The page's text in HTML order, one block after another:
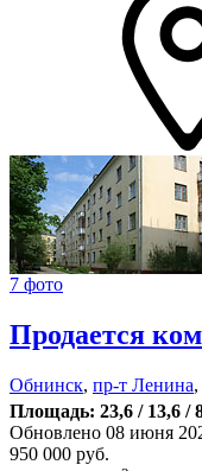
7 фото
Продается
Обнинск, пр-т Ленина,
Площадь: 23,6 / 13,6 /
Обновлено 08 июня
950 000 руб.